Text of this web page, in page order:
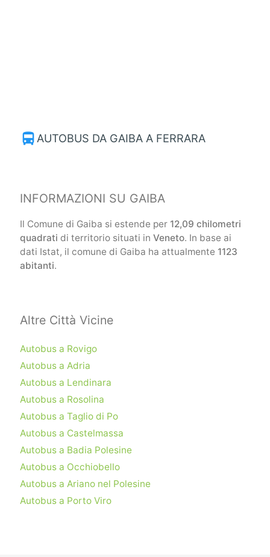
directions_bus AUTOBUS DA GAIBA A FERRARA
INFORMAZIONI SU GAIBA
Il Comune di Gaiba si estende per 12,09 chilometri
quadrati di territorio situati in Veneto. In base ai
dati Istat, il comune di Gaiba ha attualmente 1123
abitanti.
Altre Città Vicine
Autobus a Rovigo
Autobus a Adria
Autobus a Lendinara
Autobus a Rosolina
Autobus a Taglio di Po
Autobus a Castelmassa
Autobus a Badia Polesine
Autobus a Occhiobello
Autobus a Ariano nel Polesine
Autobus a Porto Viro